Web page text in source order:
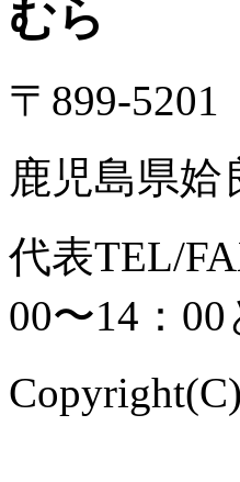
〒899-5201
鹿児島県姶
代表TEL/
00〜14：